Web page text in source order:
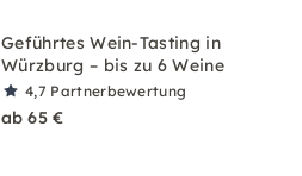
Geführtes Wein-Tasting in
Würzburg – bis zu 6 Weine
4,7 Partnerbewertung
ab 65 €